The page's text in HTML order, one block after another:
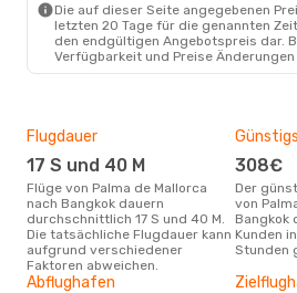
Condor1 Zwischenstopp
PMI- BKK
Condor1 Zwischenstopp
BKK- PMI
Die auf dieser Seite angegebenen
letzten 20 Tage für die genannten
den endgültigen Angebotspreis dar.
Verfügbarkeit und Preise
Flugdauer
17 S und 40 M
Flüge von Palma de Mallorca
nach Bangkok dauern
durchschnittlich 17 S und 40 M.
Die tatsächliche Flugdauer kann
aufgrund verschiedener
Faktoren abweichen.
308€
Der günstigste einfache Flug
von
Bangkok
Kunden
Stunden
Abflughafen